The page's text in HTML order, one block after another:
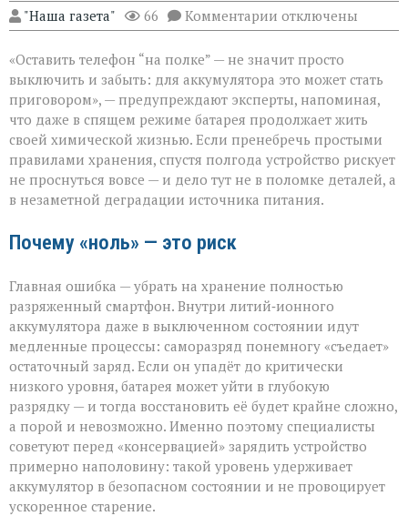
"Наша газета" 66 Комментарии к
записи
скажет
спасибо:
хранения
гаджета
отключены
«Оставить телефон “на полке” — не значит просто
выключить и забыть: для аккумулятора это может стать
приговором», — предупреждают эксперты, напоминая,
что даже в спящем режиме батарея продолжает жить
своей химической жизнью. Если пренебречь простыми
правилами хранения, спустя полгода устройство рискует
не проснуться вовсе — и дело тут не в поломке деталей, а
в незаметной деградации источника питания.
Почему «ноль» — это риск
Главная ошибка — убрать на хранение полностью
разряженный смартфон. Внутри литий‑ионного
аккумулятора даже в выключенном состоянии идут
медленные процессы: саморазряд понемногу «съедает»
остаточный заряд. Если он упадёт до критически
низкого уровня, батарея может уйти в глубокую
разрядку — и тогда восстановить её будет крайне сложно,
а порой и невозможно. Именно поэтому специалисты
советуют перед «консервацией» зарядить устройство
примерно наполовину: такой уровень удерживает
аккумулятор в безопасном состоянии и не провоцирует
ускоренное старение.